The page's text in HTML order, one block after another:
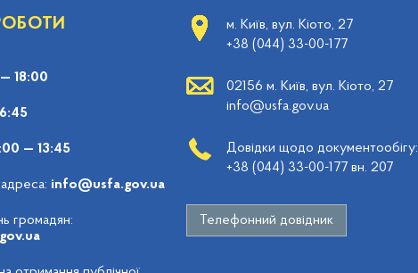
18:00
— 13:45
info@usfa.gov.ua
громадян:
м. Київ, вул. Кіото, 27
+38 (044) 33-00-177
02156 м. Київ, вул. Кіото, 27
info@usfa.gov.ua
Довідки щодо документообігу:
+38 (044) 33-00-177 вн. 207
Телефонний довідник